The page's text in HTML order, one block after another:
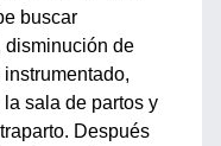
buscar
disminución de
sala de partos y
Después